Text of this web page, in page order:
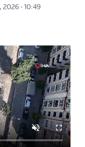
2026 - 10:49